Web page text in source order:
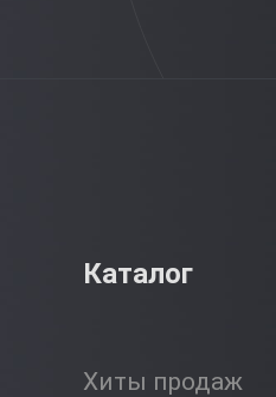
Каталог
Хиты продаж